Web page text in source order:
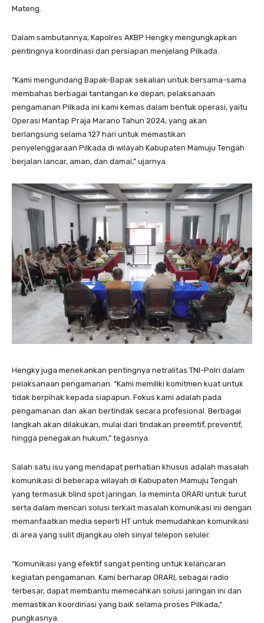
Mateng.
Dalam sambutannya, Kapolres AKBP Hengky mengungkapkan
pentingnya koordinasi dan persiapan menjelang Pilkada.
“Kami mengundang Bapak-Bapak sekalian untuk bersama-sama
membahas berbagai tantangan ke depan, pelaksanaan
pengamanan Pilkada ini kami kemas dalam bentuk operasi, yaitu
Operasi Mantap Praja Marano Tahun 2024, yang akan
berlangsung selama 127 hari untuk memastikan
penyelenggaraan Pilkada di wilayah Kabupaten Mamuju Tengah
berjalan lancar, aman, dan damai,” ujarnya.
Hengky juga menekankan pentingnya netralitas TNI-Polri dalam
pelaksanaan pengamanan. “Kami memiliki komitmen kuat untuk
tidak berpihak kepada siapapun. Fokus kami adalah pada
pengamanan dan akan bertindak secara profesional. Berbagai
langkah akan dilakukan, mulai dari tindakan preemtif, preventif,
hingga penegakan hukum,” tegasnya.
Salah satu isu yang mendapat perhatian khusus adalah masalah
komunikasi di beberapa wilayah di Kabupaten Mamuju Tengah
yang termasuk blind spot jaringan. Ia meminta ORARI untuk turut
serta dalam mencari solusi terkait masalah komunikasi ini dengan
memanfaatkan media seperti HT untuk memudahkan komunikasi
di area yang sulit dijangkau oleh sinyal telepon seluler.
“Komunikasi yang efektif sangat penting untuk kelancaran
kegiatan pengamanan. Kami berharap ORARI, sebagai radio
terbesar, dapat membantu memecahkan solusi jaringan ini dan
memastikan koordinasi yang baik selama proses Pilkada,”
pungkasnya.